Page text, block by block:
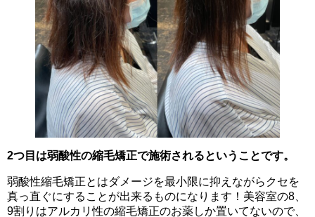
2つ目は弱酸性の縮毛矯正で施術されるということです。
弱酸性縮毛矯正とはダメージを最小限に抑えながらクセを
真っ直ぐにすることが出来るものになります！美容室の8、
9割りはアルカリ性の縮毛矯正のお薬しか置いてないので、